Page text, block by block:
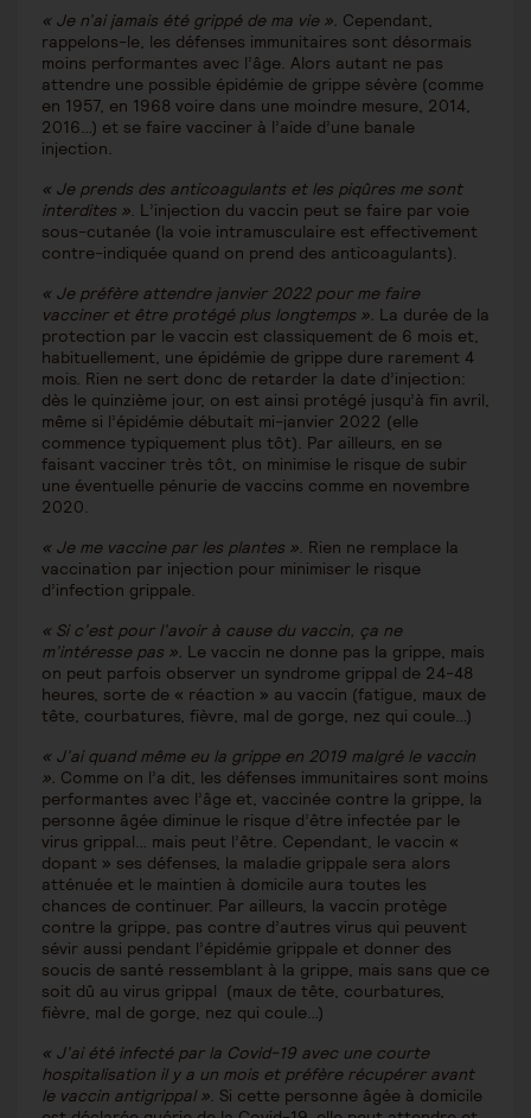
« Je n’ai jamais été grippé de ma vie ». Cependant,
rappelons-le, les défenses immunitaires sont désormais
moins performantes avec l’âge. Alors autant ne pas
attendre une possible épidémie de grippe sévère (comme
en 1957, en 1968 voire dans une moindre mesure, 2014,
2016…) et se faire vacciner à l’aide d’une banale
injection.
« Je prends des anticoagulants et les piqûres me sont
interdites ». L’injection du vaccin peut se faire par voie
sous-cutanée (la voie intramusculaire est effectivement
contre-indiquée quand on prend des anticoagulants).
« Je préfère attendre janvier 2022 pour me faire
vacciner et être protégé plus longtemps ». La durée de la
protection par le vaccin est classiquement de 6 mois et,
habituellement, une épidémie de grippe dure rarement 4
mois. Rien ne sert donc de retarder la date d’injection:
dès le quinzième jour, on est ainsi protégé jusqu’à fin avril,
même si l’épidémie débutait mi-janvier 2022 (elle
commence typiquement plus tôt). Par ailleurs, en se
faisant vacciner très tôt, on minimise le risque de subir
une éventuelle pénurie de vaccins comme en novembre
2020.
« Je me vaccine par les plantes ». Rien ne remplace la
vaccination par injection pour minimiser le risque
d’infection grippale.
« Si c’est pour l’avoir à cause du vaccin, ça ne
m’intéresse pas ». Le vaccin ne donne pas la grippe, mais
on peut parfois observer un syndrome grippal de 24-48
heures, sorte de « réaction » au vaccin (fatigue, maux de
tête, courbatures, fièvre, mal de gorge, nez qui coule…)
« J’ai quand même eu la grippe en 2019 malgré le vaccin
». Comme on l’a dit, les défenses immunitaires sont moins
performantes avec l’âge et, vaccinée contre la grippe, la
personne âgée diminue le risque d’être infectée par le
virus grippal… mais peut l’être. Cependant, le vaccin «
dopant » ses défenses, la maladie grippale sera alors
atténuée et le maintien à domicile aura toutes les
chances de continuer. Par ailleurs, la vaccin protège
contre la grippe, pas contre d’autres virus qui peuvent
sévir aussi pendant l’épidémie grippale et donner des
soucis de santé ressemblant à la grippe, mais sans que ce
soit dû au virus grippal (maux de tête, courbatures,
fièvre, mal de gorge, nez qui coule…)
« J’ai été infecté par la Covid-19 avec une courte
hospitalisation il y a un mois et préfère récupérer avant
le vaccin antigrippal ». Si cette personne âgée à domicile